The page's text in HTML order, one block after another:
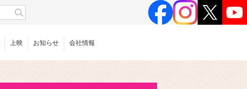
上映 お知らせ 会社情報